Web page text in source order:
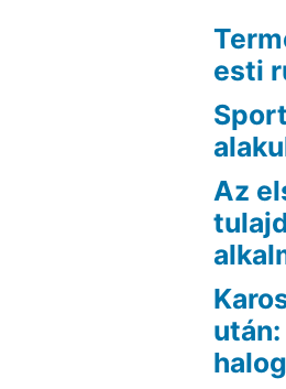
esti
Az